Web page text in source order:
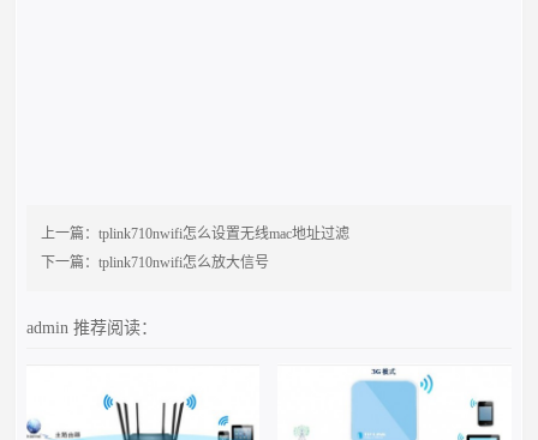
上一篇：tplink710nwifi怎么设置无线mac地址过滤
下一篇：tplink710nwifi怎么放大信号
admin推荐阅读：